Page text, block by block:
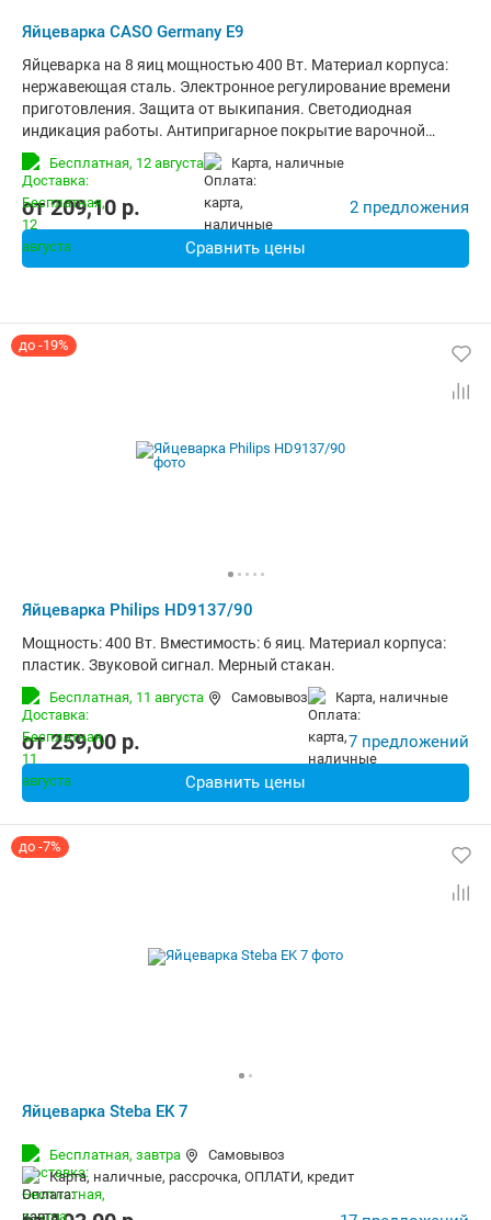
Яйцеварка CASO Germany E9
Яйцеварка на 8 яиц мощностью 400 Вт. Материал корпуса:
нержавеющая сталь. Электронное регулирование времени
приготовления. Защита от выкипания. Светодиодная
индикация работы. Антипригарное покрытие варочной
емкости. Прозрачная пластиковая крышка. Звуковой сигнал
по окончании времени приготовления. Мерный стаканчик с
приспособлением для накалывания яиц. Съемная подставка
для яиц. Цвет: нержавеющая сталь.
Бесплатная, 12 августа карта, наличные
от209,10 p. 2 предложения
Сравнить цены
до -19%
Яйцеварка Philips HD9137/90
Мощность: 400 Вт. Вместимость: 6 яиц. Материал корпуса:
пластик. Звуковой сигнал. Мерный стакан.
Бесплатная, 11 августа Самовывоз карта, наличные
от259,00 p. 7 предложений
Сравнить цены
до -7%
Яйцеварка Steba EK 7
Бесплатная, завтра
Самовывоз
карта, наличные, рассрочка, ОПЛАТИ, кредит